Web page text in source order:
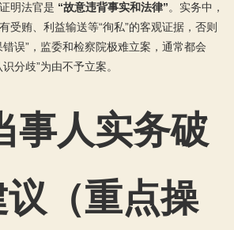
明法官是 “故意违背事实和法律”。实务中，
受贿、利益输送等“徇私”的客观证据，否则
错误”，监委和检察院极难立案，通常都会
分歧”为由不予立案。
事人实务破
议（重点操